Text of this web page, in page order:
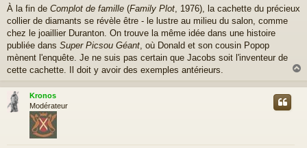
s
s
a
g
e
À la fin de Complot de famille (Family Plot , 1976), la cachette du précieux
collier de diamants se révèle être - le lustre au milieu du salon, comme
chez le joaillier Duranton. On trouve la même idée dans une histoire
publiée dans Super Picsou Géant , où Donald et son cousin Popop
mènent l'enquête. Je ne suis pas certain que Jacobs soit l'inventeur de
cette cachette. Il doit y avoir des exemples antérieurs.
u
Kronos
Modérateur